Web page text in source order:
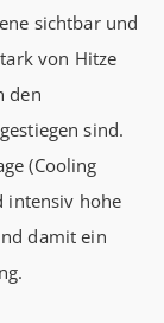
sichtbar und
von Hitze
den
sind.
(Cooling
intensiv hohe
damit ein